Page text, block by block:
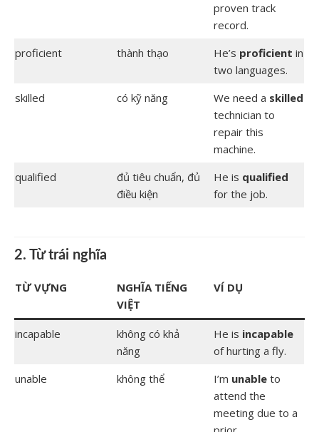
proven track
record.
proficient
thành thạo He’s proficient in
two languages.
skilled
có kỹ năng We need a skilled
technician to
repair this
machine.
qualified
đủ tiêu chuẩn, đủ
điều kiện
He is qualified
for the job.
2. Từ trái nghĩa
TỪ VỰNG
NGHĨA TIẾNG
VIỆT
VÍ DỤ
incapable
không có khả
năng
He is incapable
of hurting a fly.
unable
không thể I’m unableto
attend the
meeting due to a